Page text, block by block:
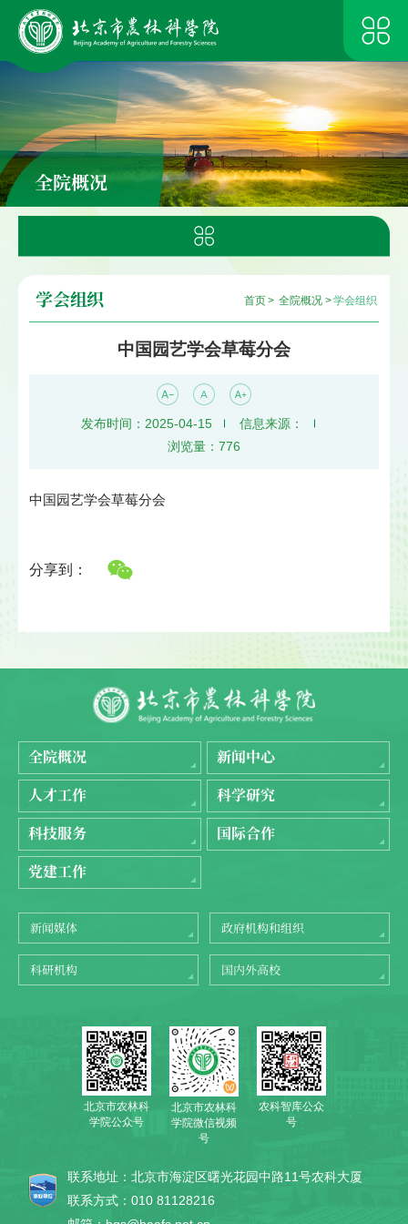
全院概况
首页> 全院概况 >学会组织
学会组织
中国园艺学会草莓分会
发布时间：2025-04-15
信息来源：
浏览量： 776
中国园艺学会草莓分会
分享到：
全院概况
新闻中心
人才工作
科学研究
科技服务
国际合作
党建工作
新闻媒体 政府机构和组织
科研机构 国内外高校
北京市农林科
学院公众号
北京市农林科
学院微信视频
号
农科智库公众
号
联系地址：北京市海淀区曙光花园中路11号农科大厦
联系方式：010 81128216